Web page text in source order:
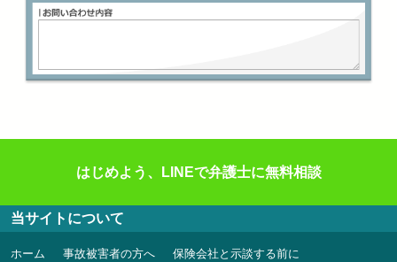
はじめよう、LINEで弁護士に無料相談
当サイトについて
ホーム 事故被害者の方へ 保険会社と示談する前に